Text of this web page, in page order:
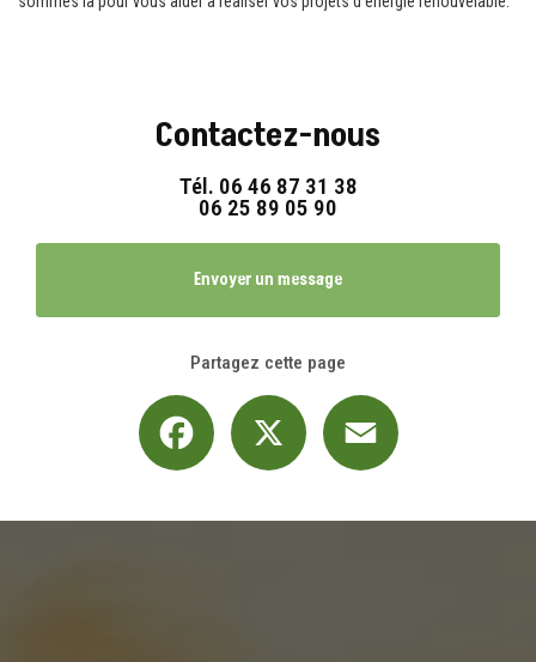
Contactez-nous
Tél. 06 46 87 31 38
06 25 89 05 90
Envoyer un message
Partagez cette page
Facebook